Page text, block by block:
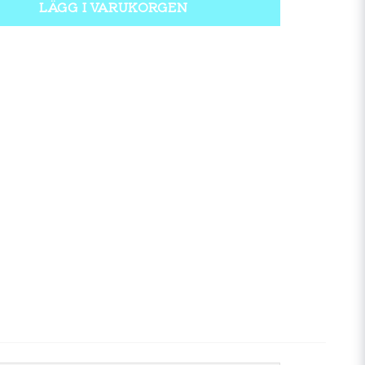
LÄGG I VARUKORGEN